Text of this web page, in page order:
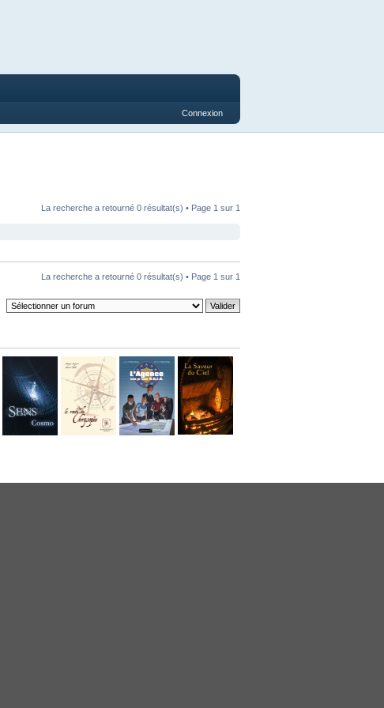
Connexion
La recherche a retourné 0 résultat(s) • Page 1 sur 1
La recherche a retourné 0 résultat(s) • Page 1 sur 1